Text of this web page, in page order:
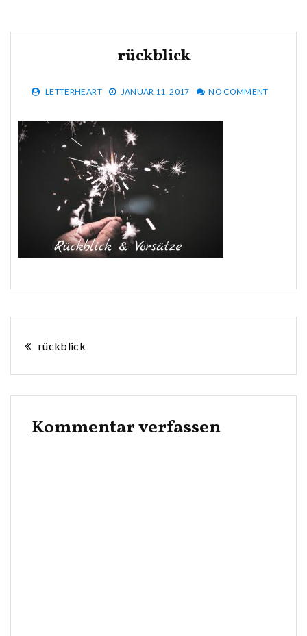
rückblick
LETTERHEART JANUAR 11, 2017 NO COMMENT
Beitragsnavigation
rückblick
Kommentar verfassen